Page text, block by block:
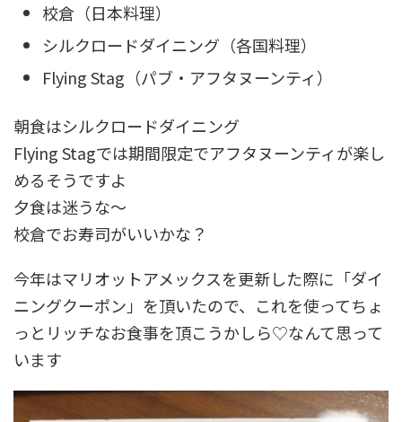
校倉（日本料理）
シルクロードダイニング（各国料理）
Flying Stag（パブ・アフタヌーンティ）
朝食はシルクロードダイニング
Flying Stagでは期間限定でアフタヌーンティが楽し
めるそうですよ
夕食は迷うな～
校倉でお寿司がいいかな？
今年はマリオットアメックスを更新した際に「ダイ
ニングクーポン」を頂いたので、これを使ってちょ
っとリッチなお食事を頂こうかしら♡なんて思って
います